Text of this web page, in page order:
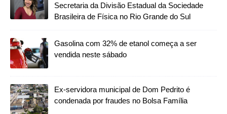
Secretaria da Divisão Estadual da Sociedade
Brasileira de Física no Rio Grande do Sul
Gasolina com 32% de etanol começa a ser
vendida neste sábado
Ex-servidora municipal de Dom Pedrito é
condenada por fraudes no Bolsa Família